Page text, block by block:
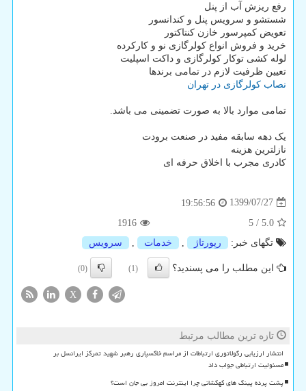
رفع ریزش آب از پنل
شستشو و سرویس پنل و کندانسور
تعویض کمپرسور خازن کنتاکتور
خرید و فروش انواع کولرگازی نو و کارکرده
لوله کشی توکار کولرگازی و داکت اسپلیت
تعیین ظرفیت لازم در تمامی برندها
نصاب کولرگازی در تهران
تمامی موارد بالا به صورت تضمینی می باشد.
یک دهه سابقه مفید در صنعت برودت
نازلترین هزینه
کادری مجرب با اخلاق حرفه ای
1399/07/27
19:56:56
5.0
/
5
1916
تگهای خبر:
رپورتاژ , خدمات , سرویس
این مطلب را می پسندید؟ (1)
(0)
X
تازه ترین مطالب مرتبط
انتشار ارزیابی رگولاتوری ارتباطات از مراسم خاکسپاری رهبر شهید تمرکز ایرانسل بر
مسئولیت ارتباطی جواب داد
پشت پرده پینگ های کهکشانی چرا اینترنت امروز بی جان است؟